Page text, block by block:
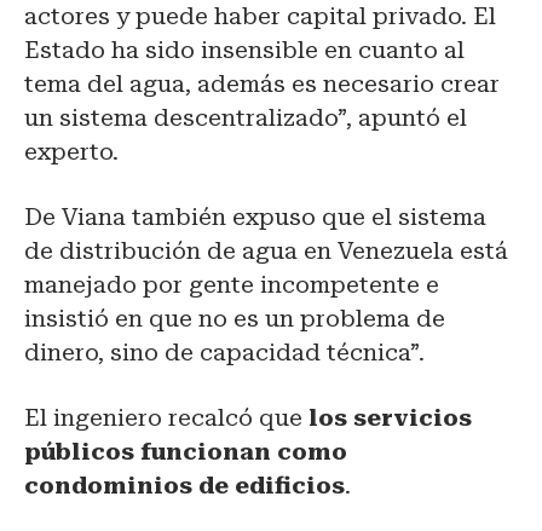
actores y puede haber capital privado. El
Estado ha sido insensible en cuanto al
tema del agua, además es necesario crear
un sistema descentralizado”, apuntó el
experto.
De Viana también expuso que el sistema
de distribución de agua en Venezuela está
manejado por gente incompetente e
insistió en que no es un problema de
dinero, sino de capacidad técnica”.
El ingeniero recalcó que los servicios
públicos funcionan como
condominios de edificios.